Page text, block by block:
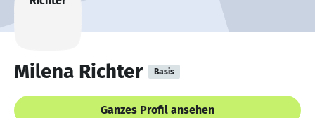
Milena Richter Basis
Ganzes Profil ansehen